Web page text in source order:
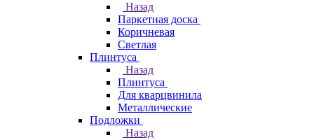
Назад
Паркетная доска
Коричневая
Светлая
Плинтуса
Назад
Плинтуса
Для кварцвинила
Металлические
Подложки
Назад